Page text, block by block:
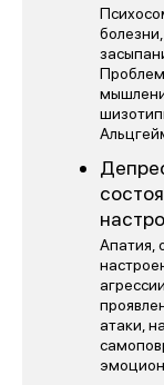
Апатия,
атаки,